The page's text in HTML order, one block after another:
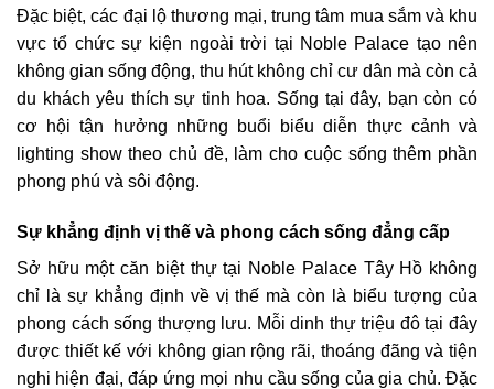
Đặc biệt, các đại lộ thương mại, trung tâm mua sắm và khu
vực tổ chức sự kiện ngoài trời tại Noble Palace tạo nên
không gian sống động, thu hút không chỉ cư dân mà còn cả
du khách yêu thích sự tinh hoa. Sống tại đây, bạn còn có
cơ hội tận hưởng những buổi biểu diễn thực cảnh và
lighting show theo chủ đề, làm cho cuộc sống thêm phần
phong phú và sôi động.
Sự khẳng định vị thế và phong cách sống đẳng cấp
Sở hữu một căn biệt thự tại Noble Palace Tây Hồ không
chỉ là sự khẳng định về vị thế mà còn là biểu tượng của
phong cách sống thượng lưu. Mỗi dinh thự triệu đô tại đây
được thiết kế với không gian rộng rãi, thoáng đãng và tiện
nghi hiện đại, đáp ứng mọi nhu cầu sống của gia chủ. Đặc